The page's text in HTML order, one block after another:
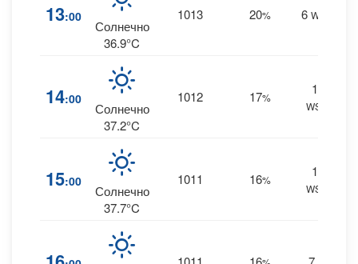
13:00
Солнечно
36.9°C
1013 20% 6 WSW
14:00
Солнечно
37.2°C
1012 17%
10
WSW
15:00
Солнечно
37.7°C
1011 16%
11
WSW